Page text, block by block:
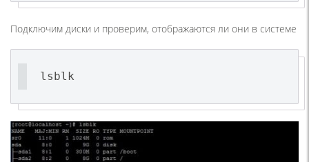
Подключим диски и проверим, отображаются ли они в системе
lsblk